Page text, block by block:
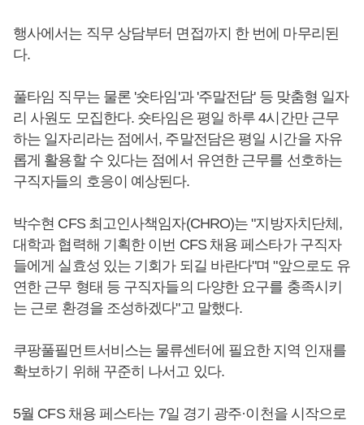
행사에서는 직무 상담부터 면접까지 한 번에 마무리된
다.
풀타임 직무는 물론 '숏타임'과 '주말전담' 등 맞춤형 일자
리 사원도 모집한다. 숏타임은 평일 하루 4시간만 근무
하는 일자리라는 점에서, 주말전담은 평일 시간을 자유
롭게 활용할 수 있다는 점에서 유연한 근무를 선호하는
구직자들의 호응이 예상된다.
박수현 CFS 최고인사책임자(CHRO)는 "지방자치단체,
대학과 협력해 기획한 이번 CFS 채용 페스타가 구직자
들에게 실효성 있는 기회가 되길 바란다"며 "앞으로도 유
연한 근무 형태 등 구직자들의 다양한 요구를 충족시키
는 근로 환경을 조성하겠다"고 말했다.
쿠팡풀필먼트서비스는 물류센터에 필요한 지역 인재를
확보하기 위해 꾸준히 나서고 있다.
5월 CFS 채용 페스타는 7일 경기 광주·이천을 시작으로